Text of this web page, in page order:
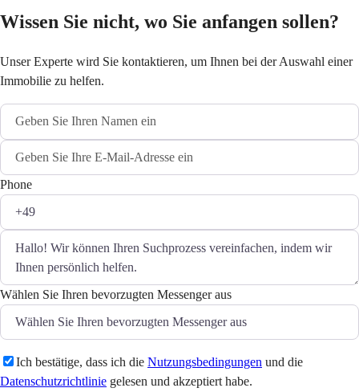
Wissen Sie nicht, wo Sie anfangen sollen?
Unser Experte wird Sie kontaktieren, um Ihnen bei der Auswahl einer
Immobilie zu helfen.
Phone
Wählen Sie Ihren bevorzugten Messenger aus
Ich bestätige, dass ich die Nutzungsbedingungen und die
Datenschutzrichtlinie gelesen und akzeptiert habe.